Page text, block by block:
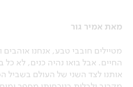
מאת אמיר גור
מטיילים חובבי טבע, אנחנו אוהבים
החיים. אבל בואו נהיה כנים, לא כל
אותנו לצד השני של העולם בשביל